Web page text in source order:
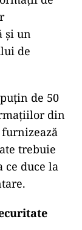
și un
de
de 50
din
trebuie
ce duce la